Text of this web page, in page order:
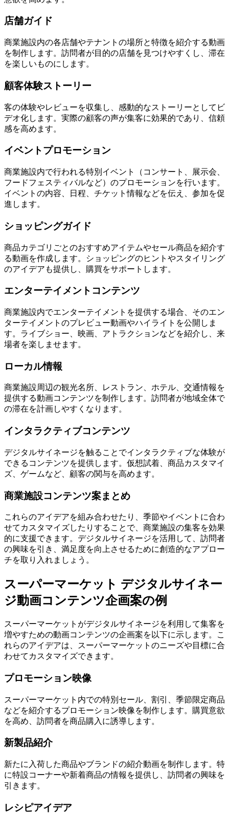
店舗ガイド
商業施設内の各店舗やテナントの場所と特徴を紹介する動画
を制作します。訪問者が目的の店舗を見つけやすくし、滞在
を楽しいものにします。
顧客体験ストーリー
客の体験やレビューを収集し、感動的なストーリーとしてビ
デオ化します。実際の顧客の声が集客に効果的であり、信頼
感を高めます。
イベントプロモーション
商業施設内で行われる特別イベント（コンサート、展示会、
フードフェスティバルなど）のプロモーションを行います。
イベントの内容、日程、チケット情報などを伝え、参加を促
進します。
ショッピングガイド
商品カテゴリごとのおすすめアイテムやセール商品を紹介す
る動画を作成します。ショッピングのヒントやスタイリング
のアイデアも提供し、購買をサポートします。
エンターテイメントコンテンツ
商業施設内でエンターテイメントを提供する場合、そのエン
ターテイメントのプレビュー動画やハイライトを公開しま
す。ライブショー、映画、アトラクションなどを紹介し、来
場者を楽しませます。
ローカル情報
商業施設周辺の観光名所、レストラン、ホテル、交通情報を
提供する動画コンテンツを制作します。訪問者が地域全体で
の滞在を計画しやすくなります。
インタラクティブコンテンツ
デジタルサイネージを触ることでインタラクティブな体験が
できるコンテンツを提供します。仮想試着、商品カスタマイ
ズ、ゲームなど、顧客の関与を高めます。
商業施設コンテンツ案まとめ
これらのアイデアを組み合わせたり、季節やイベントに合わ
せてカスタマイズしたりすることで、商業施設の集客を効果
的に支援できます。デジタルサイネージを活用して、訪問者
の興味を引き、満足度を向上させるために創造的なアプロー
チを取り入れましょう。
スーパーマーケット デジタルサイネー
ジ動画コンテンツ企画案の例
スーパーマーケットがデジタルサイネージを利用して集客を
増やすための動画コンテンツの企画案を以下に示します。こ
れらのアイデアは、スーパーマーケットのニーズや目標に合
わせてカスタマイズできます。
プロモーション映像
スーパーマーケット内での特別セール、割引、季節限定商品
などを紹介するプロモーション映像を制作します。購買意欲
を高め、訪問者を商品購入に誘導します。
新製品紹介
新たに入荷した商品やブランドの紹介動画を制作します。特
に特設コーナーや新着商品の情報を提供し、訪問者の興味を
引きます。
レシピアイデア